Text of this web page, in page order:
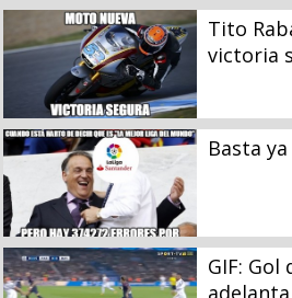
Tito
victoria
Basta
GIF: Gol